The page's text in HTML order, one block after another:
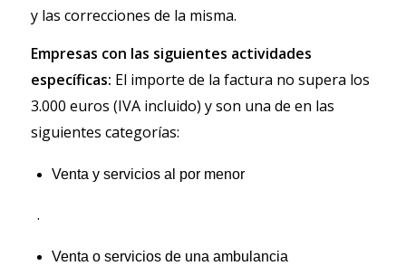
y las correcciones de la misma.
Empresas con las siguientes actividades
específicas: El importe de la factura no supera los
3.000 euros (IVA incluido) y son una de en las
siguientes categorías:
Venta y servicios al por menor
.
Venta o servicios de una ambulancia